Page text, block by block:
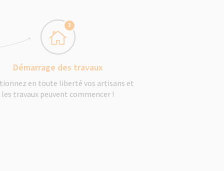
3
Démarrage des travaux
en toute liberté vos artisans et
les travaux peuvent commencer !